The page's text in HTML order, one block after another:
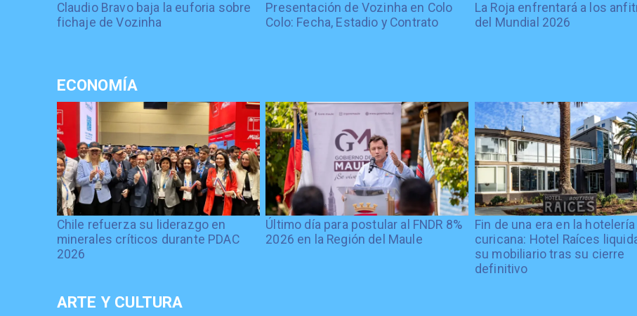
Claudio Bravo baja la euforia sobre
fichaje de Vozinha
Presentación de Vozinha en Colo
Colo: Fecha, Estadio y Contrato
La Roja enfrentará a los
del Mundial 2026
ECONOMÍA
Chile refuerza su liderazgo en
minerales críticos durante PDAC
2026
Último día para postular al FNDR 8%
2026 en la Región del Maule
Fin de una era en la hotelería
curicana: Hotel Raíces
su mobiliario tras su cierre
definitivo
ARTE Y CULTURA